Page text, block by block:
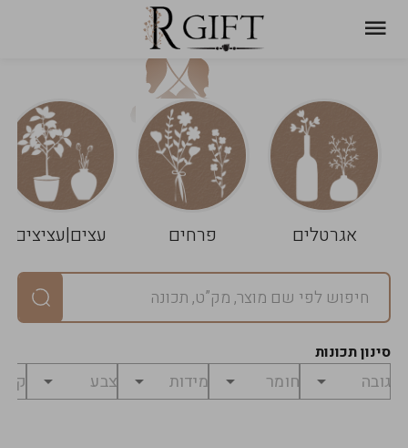
אגרטלים פרחים עצים|עציצים
סינון תכונות
עגלת
שלך
ניקוי
הסל
במארז
מחיר
לפני
₪0